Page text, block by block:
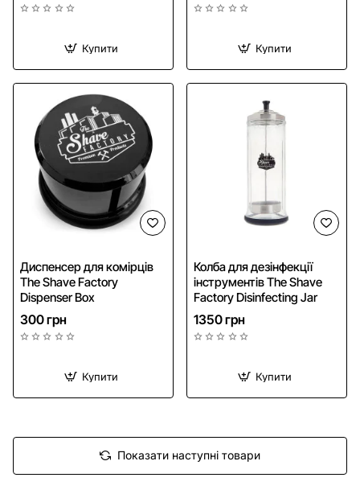
Купити Купити
Диспенсер для комірців
The Shave Factory
Dispenser Box
300 грн
Купити
Колба для дезінфекції
інструментів The Shave
Factory Disinfecting Jar
1350 грн
Купити
Показати наступні товари